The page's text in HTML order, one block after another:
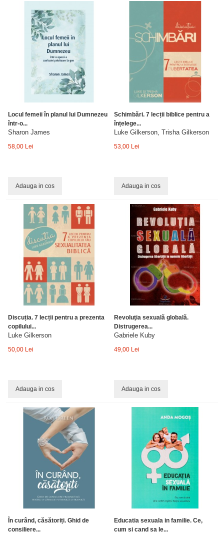
Locul femeii în planul lui Dumnezeu
într-o...
Sharon James
58,00 Lei
Adauga in cos
Schimbări. 7 lecții biblice pentru a
înțelege...
Luke Gilkerson, Trisha Gilkerson
53,00 Lei
Adauga in cos
Discuția. 7 lecții pentru a prezenta
copilului...
Luke Gilkerson
50,00 Lei
Adauga in cos
Revoluţia sexuală globală.
Distrugerea...
Gabriele Kuby
49,00 Lei
Adauga in cos
În curând, căsătoriți. Ghid de
consiliere...
Educatia sexuala in familie. Ce,
cum si cand sa le...